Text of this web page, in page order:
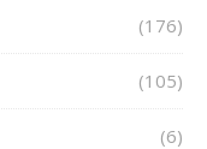
(176)
(105)
(6)